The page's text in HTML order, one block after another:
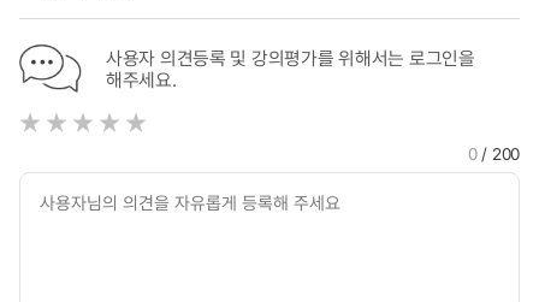
사용자 의견등록 및 강의평가를 위해서는 로그인을
해주세요.
0/ 200